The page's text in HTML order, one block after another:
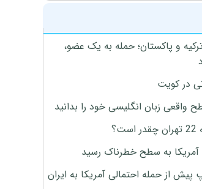
و پاکستان؛ حمله به یک عضو،
در کویت
واقعی زبان انگلیسی خود را بدانید
به سطح خطرناک رسید
از حمله احتمالی آمریکا به ایران